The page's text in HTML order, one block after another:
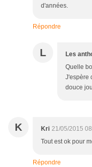
d'années.
Répondre
L Les
Quelle
J'espère
douce
K Kri 21/05/2015
Tout est ok pour
Répondre